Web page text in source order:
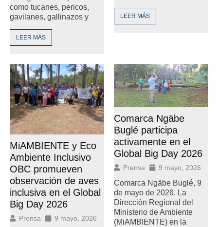
como tucanes, pericos,
gavilanes, gallinazos y
LEER MÁS
LEER MÁS
MiAMBIENTE y Eco
Ambiente Inclusivo
OBC promueven
observación de aves
inclusiva en el Global
Big Day 2026
Prensa 9 mayo, 2026
Comarca Ngäbe
Buglé participa
activamente en el
Global Big Day 2026
Prensa 9 mayo, 2026
Comarca Ngäbe Buglé, 9
de mayo de 2026. La
Dirección Regional del
Ministerio de Ambiente
(MiAMBIENTE) en la